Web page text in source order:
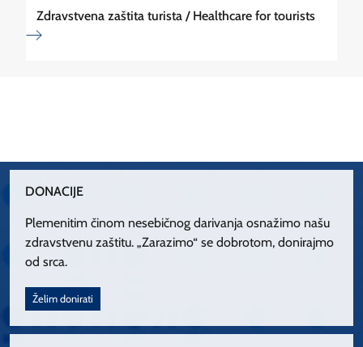
Zdravstvena zaštita turista / Healthcare for tourists
DONACIJE
Plemenitim činom nesebičnog darivanja osnažimo našu
zdravstvenu zaštitu. „Zarazimo“ se dobrotom, donirajmo
od srca.
Želim donirati